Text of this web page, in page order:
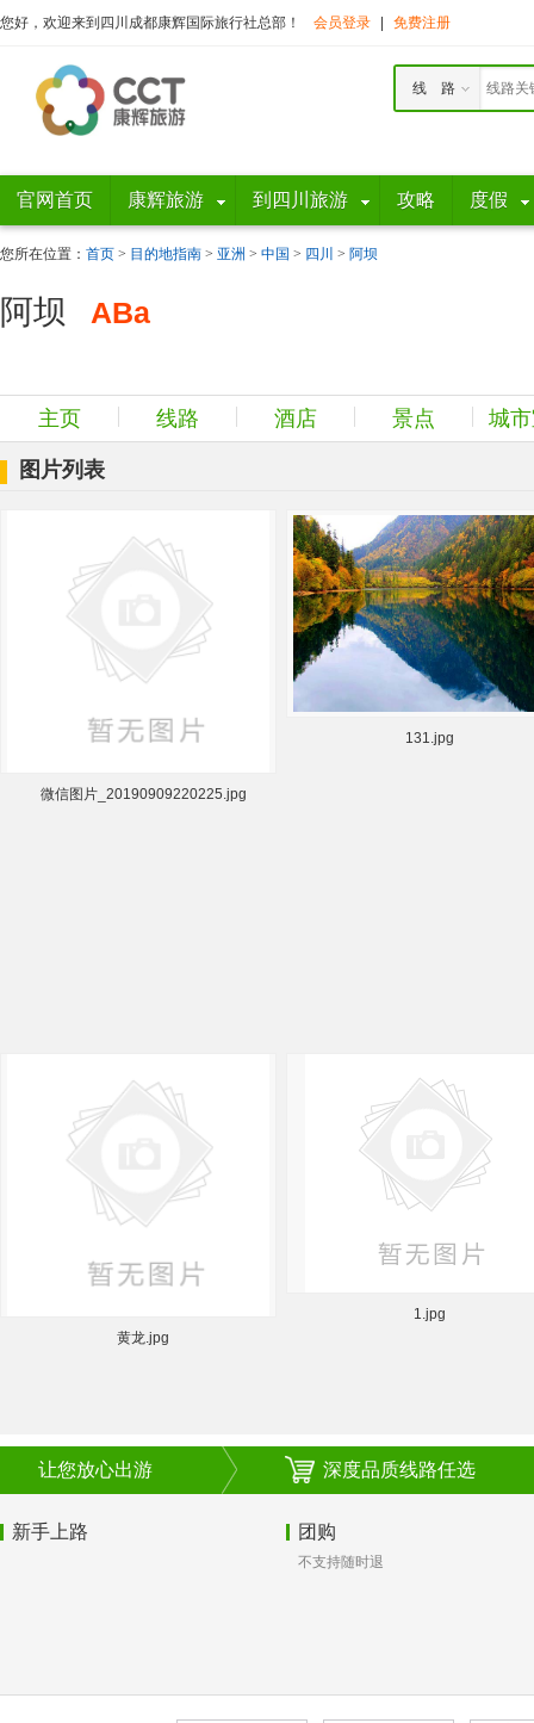
您好，欢迎来到四川成都康辉国际旅行社总部！ 会员登录 免费注册
线 路
官网首页 康辉旅游 到四川旅游 攻略 度假
您所在位置： 首页 > 目的地指南 > 亚洲 > 中国 > 四川 > 阿坝
阿坝 ABa
主页 线路 酒店 景点 城
图片列表
微信图片_20190909220225.jpg 131.jpg
黄龙.jpg
1.jpg
让您放心出游 深度品质线路任选
不支持随时退